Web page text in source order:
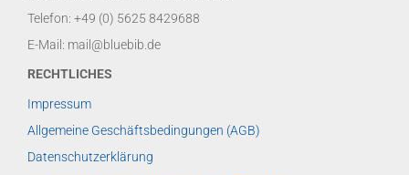
Telefon: +49 (0) 5625 8429688
E-Mail: mail@bluebib.de
RECHTLICHES
Impressum
Allgemeine Geschäftsbedingungen (AGB)
Datenschutzerklärung